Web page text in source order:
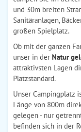
und 30m breiten
Sanitäranlagen,
großen Spielplatz.
Ob mit der ganzen
unser in der Natur
attraktivsten Lagen
Platzstandard.
Unser Campingplatz
Länge von 800m
gelegen - nur
befinden sich in der